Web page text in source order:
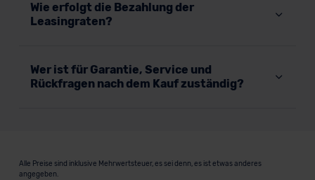
Wie erfolgt die Bezahlung der
Leasingraten?
Wer ist für Garantie, Service und
Rückfragen nach dem Kauf zuständig?
Alle Preise sind inklusive Mehrwertsteuer, es sei denn, es ist etwas anderes
angegeben.